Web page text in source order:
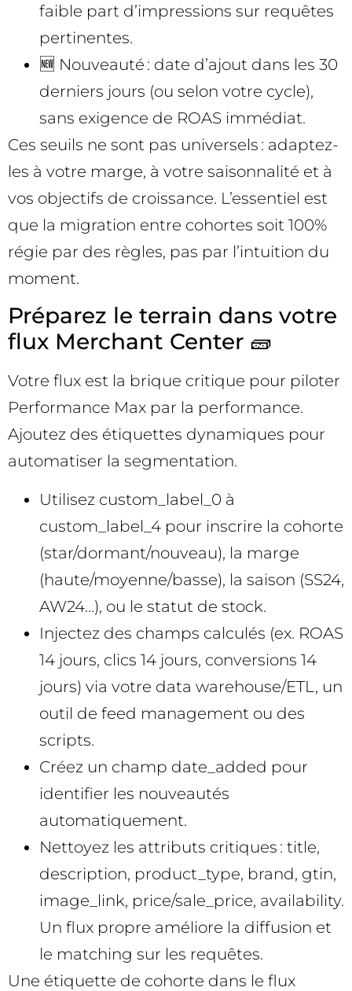
faible part d’impressions sur requêtes
pertinentes.
🆕 Nouveauté : date d’ajout dans les 30
derniers jours (ou selon votre cycle),
sans exigence de ROAS immédiat.
Ces seuils ne sont pas universels : adaptez-
les à votre marge, à votre saisonnalité et à
vos objectifs de croissance. L’essentiel est
que la migration entre cohortes soit 100%
régie par des règles, pas par l’intuition du
moment.
Préparez le terrain dans votre
flux Merchant Center 🧱
Votre flux est la brique critique pour piloter
Performance Max par la performance.
Ajoutez des étiquettes dynamiques pour
automatiser la segmentation.
Utilisez custom_label_0 à
custom_label_4 pour inscrire la cohorte
(star/dormant/nouveau), la marge
(haute/moyenne/basse), la saison (SS24,
AW24…), ou le statut de stock.
Injectez des champs calculés (ex. ROAS
14 jours, clics 14 jours, conversions 14
jours) via votre data warehouse/ETL, un
outil de feed management ou des
scripts.
Créez un champ date_added pour
identifier les nouveautés
automatiquement.
Nettoyez les attributs critiques : title,
description, product_type, brand, gtin,
image_link, price/sale_price, availability.
Un flux propre améliore la diffusion et
le matching sur les requêtes.
Une étiquette de cohorte dans le flux